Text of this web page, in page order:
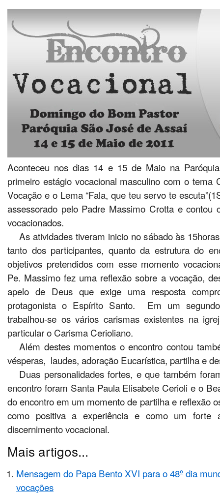
Aconteceu nos dias 14 e 15 de Maio na
primeiro estágio vocacional masculino com o tema
Vocação e o Lema “Fala, que teu servo te
assessorado pelo Padre Massimo Crotta e contou
vocacionados.
As atividades tiveram inicio no sábado às
tanto dos participantes, quanto da estrutura do
objetivos pretendidos com esse momento
Pe. Massimo fez uma reflexão sobre a vocação,
apelo de Deus que exige uma resposta
protagonista o Espírito Santo. Em um
trabalhou-se os vários carismas existentes na
particular o Carisma Cerioliano.
Além destes momentos o encontro contou
vésperas, laudes, adoração Eucarística, partilha e
Duas personalidades fortes, e que também
encontro foram Santa Paula Elisabete Cerioli e o
do encontro em um momento de partilha e reflexão
como positiva a experiência e como um forte
discernimento vocacional.
Mais artigos...
Mensagem do Papa Bento XVI para o 48º dia
vocações